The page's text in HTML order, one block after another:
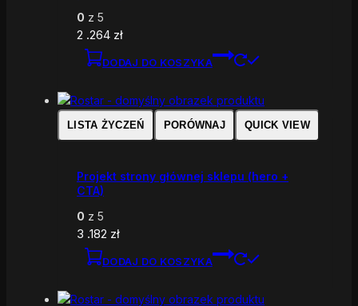
0 z 5
2 .264 zł
DODAJ DO KOSZYKA
LISTA ŻYCZEŃ PORÓWNAJ QUICK VIEW
Projekt strony głównej sklepu (hero +
CTA)
0 z 5
3 .182 zł
DODAJ DO KOSZYKA